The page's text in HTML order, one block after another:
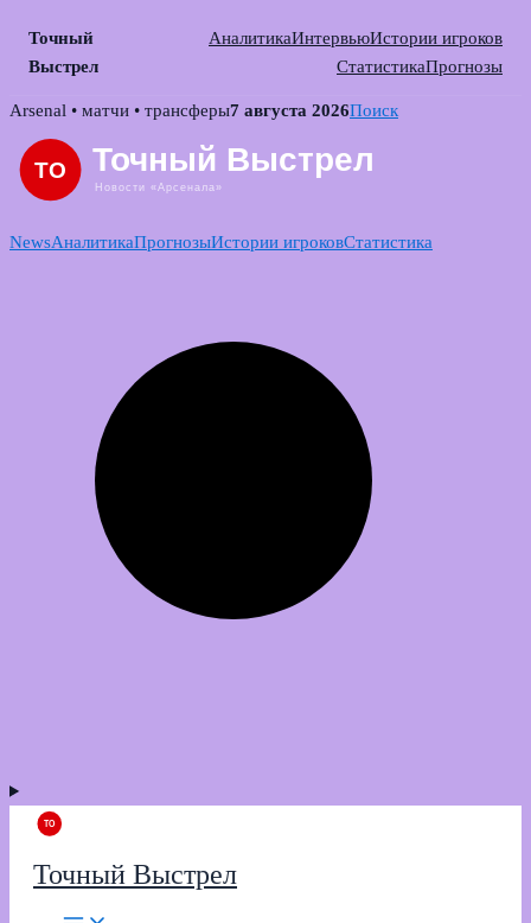
Точный
Выстрел
АналитикаИнтервьюИстории игроков
СтатистикаПрогнозы
Skip
content
Arsenal • матчи • трансферы7 августа 2026Поиск
NewsАналитикаПрогнозыИстории игроковСтатистика
Точный Выстрел